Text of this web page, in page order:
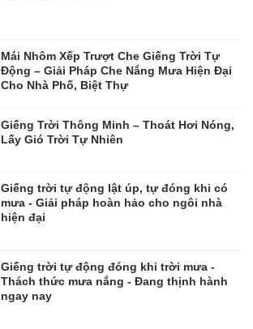
Mái Nhôm Xếp Trượt Che Giếng Trời Tự
Động – Giải Pháp Che Nắng Mưa Hiện Đại
Cho Nhà Phố, Biệt Thự
Giếng Trời Thông Minh – Thoát Hơi Nóng,
Lấy Gió Trời Tự Nhiên
Giếng trời tự động lật úp, tự đóng khi có
mưa - Giải pháp hoàn hảo cho ngôi nhà
hiện đại
Giếng trời tự động đóng khi trời mưa -
Thách thức mưa nắng - Đang thịnh hành
ngay nay